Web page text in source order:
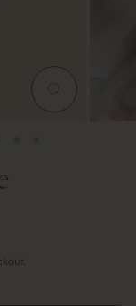
MAGNIFY